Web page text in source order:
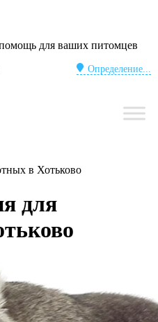
для ваших питомцев
Определение...
в Хотьково
для